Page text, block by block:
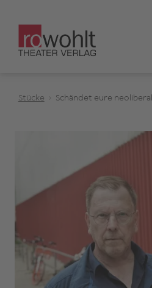
Stücke Schändet eure